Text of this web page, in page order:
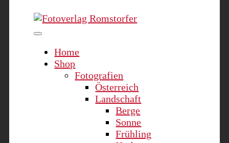
Home
Shop
Fotografien
Österreich
Landschaft
Berge
Sonne
Frühling